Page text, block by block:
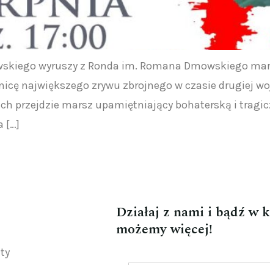
wyruszy z Ronda im. Romana Dmowskiego
największego zrywu zbrojnego w czasie drugiej
przejdzie marsz upamiętniający bohaterską i
[…]
Działaj z nami i bądź w
możemy więcej!